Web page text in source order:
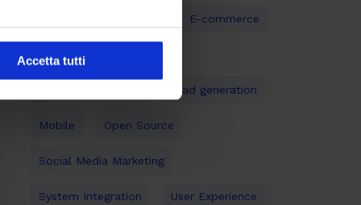
Accetta tutti
E-commerce
Gestione documentale
Lead generation
Mobile Open Source
Social Media Marketing
System Integration User Experience